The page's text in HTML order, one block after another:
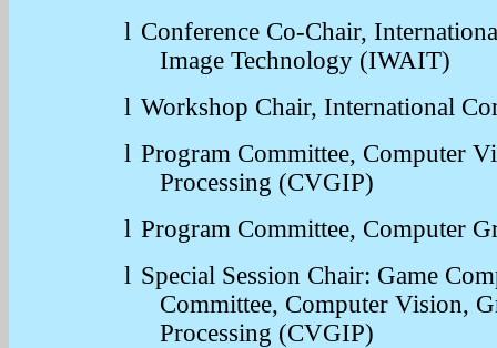
l Conference Co-Chair,
Image Technology (IWAIT)
l Workshop Chair, International
l Program Committee, Computer
Processing (CVGIP)
l Program Committee, Computer
l Special Session Chair: Game
Committee, Computer Vision,
Processing (CVGIP)